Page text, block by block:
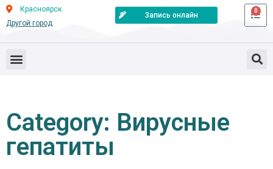
Красноярск
Другой город
Запись онлайн
0
Category: Вирусные
гепатиты